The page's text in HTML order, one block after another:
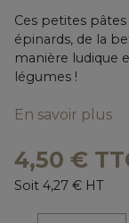
Ces petites
épinards, de la
manière ludique
légumes !
En savoir plus
4,50 €
Soit 4,27 € HT